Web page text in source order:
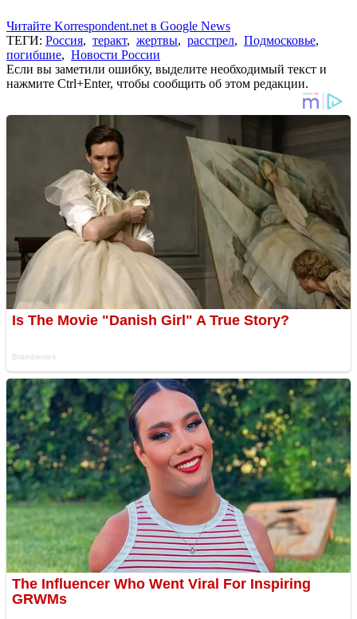
Читайте Korrespondent.net в Google News
ТЕГИ: Россия, теракт, жертвы, расстрел, Подмосковье,
погибшие, Новости России
Если вы заметили ошибку, выделите необходимый текст и
нажмите Ctrl+Enter, чтобы сообщить об этом редакции.